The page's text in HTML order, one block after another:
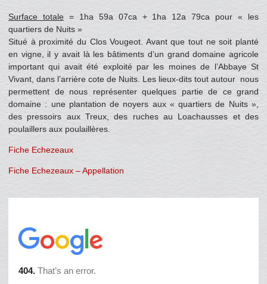
Surface totale = 1ha 59a 07ca + 1ha 12a 79ca pour « les
quartiers de Nuits »
Situé à proximité du Clos Vougeot. Avant que tout ne soit planté
en vigne, il y avait là les bâtiments d’un grand domaine agricole
important qui avait été exploité par les moines de l’Abbaye St
Vivant, dans l’arrière cote de Nuits. Les lieux-dits tout autour nous
permettent de nous représenter quelques partie de ce grand
domaine : une plantation de noyers aux « quartiers de Nuits »,
des pressoirs aux Treux, des ruches au Loachausses et des
poulaillers aux poulaillères.
Fiche Echezeaux
Fiche Echezeaux – Appellation